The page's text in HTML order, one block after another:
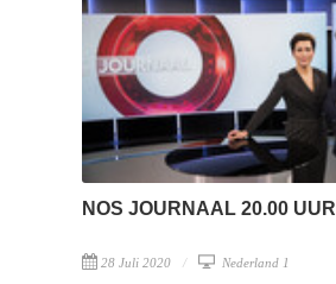
NOS JOURNAAL 20.00 UUR
28 Juli 2020 Nederland 1